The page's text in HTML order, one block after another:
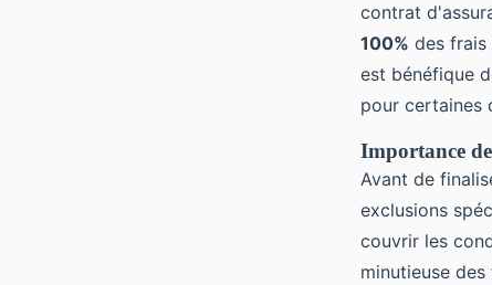
contrat
100% des frais
est bénéfique
pour certaines
Importance
Avant de
exclusions
couvrir les
minutieuse